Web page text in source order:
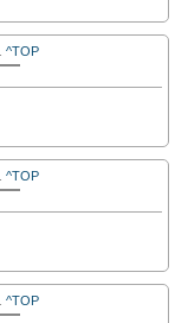
^TOP
^TOP
^TOP